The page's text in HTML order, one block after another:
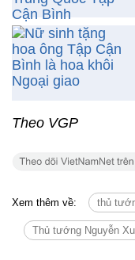
Theo VGP
Xem thêm về: thủ
Thủ tướng Nguyễn